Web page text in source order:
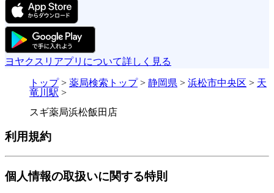
ヨヤクスリアプリについて詳しく見る
トップ> 薬局検索トップ> 静岡県 > 浜松市中央区 > 天
竜川駅 >
スギ薬局浜松飯田店
利用規約
個人情報の取扱いに関する特則